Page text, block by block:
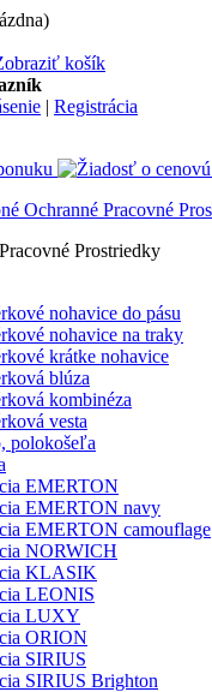
| Registrácia
Prostriedky
nohavice do pásu
nohavice na traky
krátke nohavice
blúza
kombinéza
vesta
polokošeľa
EMERTON
EMERTON navy
EMERTON camouflage
NORWICH
KLASIK
LEONIS
LUXY
ORION
SIRIUS
SIRIUS Brighton